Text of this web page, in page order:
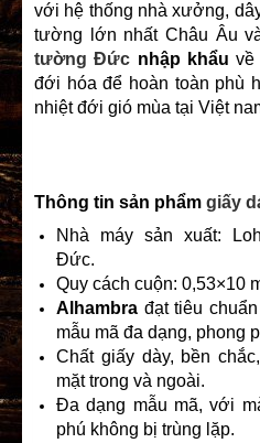
với hệ thống nhà xưởng,
tường lớn nhất Châu Âu
tường Đức nhập khẩu về
đới hóa để hoàn toàn phù
nhiệt đới gió mùa tại Việt
Thông tin sản phẩm giấy
Nhà máy sản xuất:
Đức.
Quy cách cuộn: 0,53×10
Alhambra đạt tiêu
mẫu mã đa dạng, phong
Chất giấy dày, bền
mặt trong và ngoài.
Đa dạng mẫu mã, với
phú không bị trùng lặp.